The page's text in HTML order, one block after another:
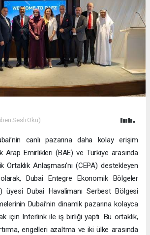
Sesli Oku)
canlı pazarına daha kolay erişim
Arap Emirlikleri (BAE) ve Türkiye arasında
Ortaklık Anlaşması’nı (CEPA) destekleyen
Dubai Entegre Ekonomik Bölgeler
üyesi Dubai Havalimanı Serbest Bölgesi
Dubai’nin dinamik pazarına kolayca
için Interlink ile iş birliği yaptı. Bu ortaklık,
engelleri azaltma ve iki ülke arasında